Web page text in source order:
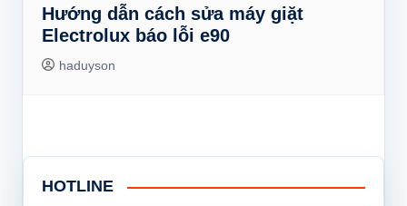
Hướng dẫn cách sửa máy giặt
Electrolux báo lỗi e90
haduyson
HOTLINE